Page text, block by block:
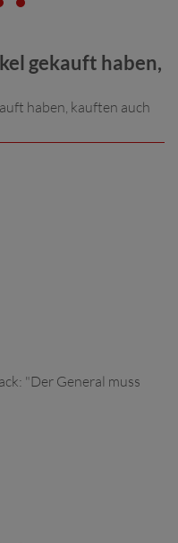
gekauft haben,
haben, kauften auch